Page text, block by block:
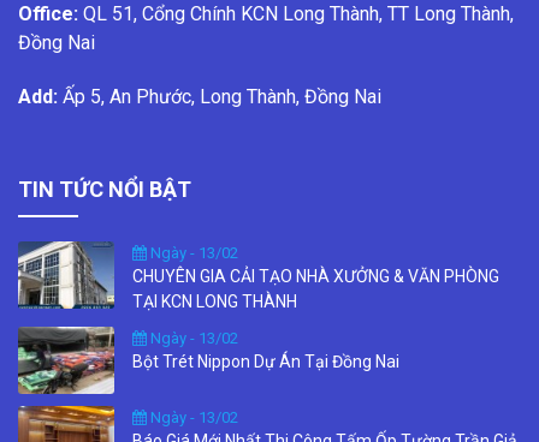
Office: QL 51, Cổng Chính KCN Long Thành, TT Long Thành,
Đồng Nai
Add: Ấp 5, An Phước, Long Thành, Đồng Nai
TIN TỨC NỔI BẬT
Ngày - 13/02
CHUYÊN GIA CẢI TẠO NHÀ XƯỞNG & VĂN PHÒNG
TẠI KCN LONG THÀNH
Ngày - 13/02
Bột Trét Nippon Dự Án Tại Đồng Nai
Ngày - 13/02